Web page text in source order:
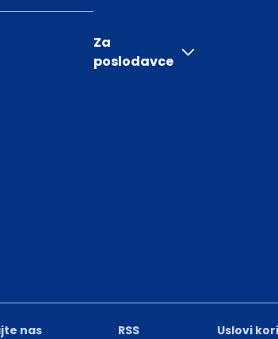
nas RSS Uslovi
Za
poslodavce